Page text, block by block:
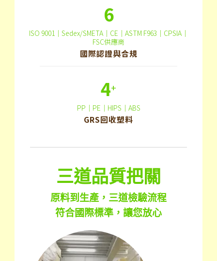
6
ISO 9001｜Sedex/SMETA｜CE｜ASTM F963｜CPSIA｜
FSC供應商
國際認證與合規
4+
PP｜PE｜HIPS｜ABS
GRS回收塑料
三道品質把關
原料到生產，三道檢驗流程
符合國際標準，讓您放心